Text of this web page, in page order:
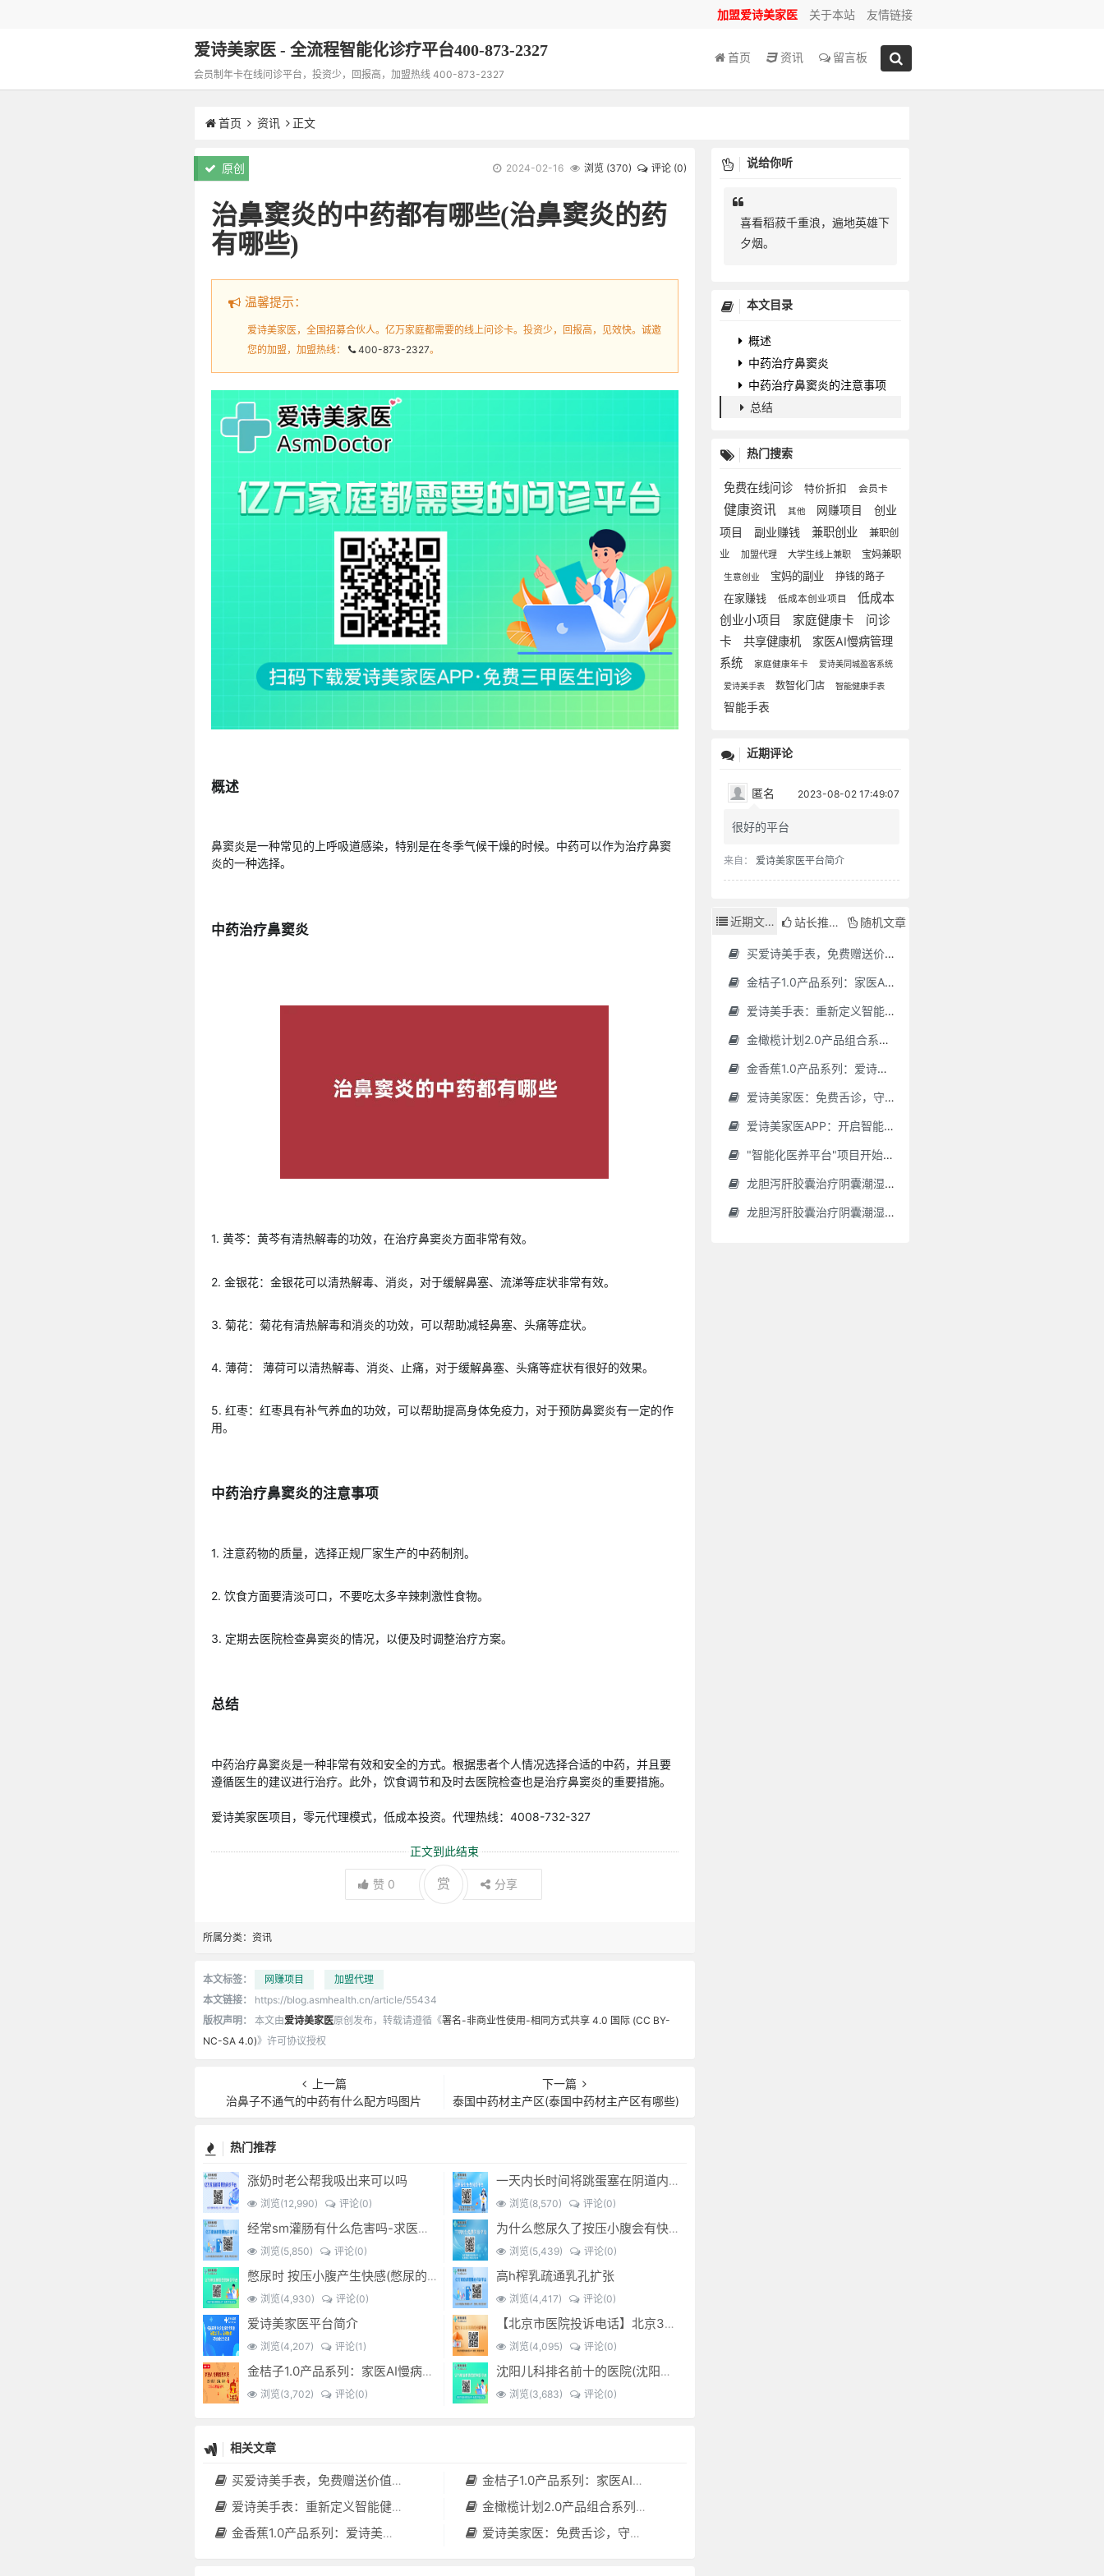
加盟爱诗美家医 关于本站 友情链接
爱诗美家医 - 全流程智能化诊疗平台400-873-2327
会员制年卡在线问诊平台，投资少，回报高，加盟热线 400-873-2327
首页 资讯 留言板
首页 资讯 正文
原创 2024-02-16 浏览 (370) 评论 (0)
治鼻窦炎的中药都有哪些(治鼻窦炎的药
有哪些)
温馨提示：
爱诗美家医，全国招募合伙人。亿万家庭都需要的线上问诊卡。投资少，回报高，见效快。诚邀
您的加盟，加盟热线：
400-873-2327。
概述
鼻窦炎是一种常见的上呼吸道感染，特别是在冬季气候干燥的时候。中药可以作为治疗鼻窦
炎的一种选择。
中药治疗鼻窦炎
1. 黄芩：黄芩有清热解毒的功效，在治疗鼻窦炎方面非常有效。
2. 金银花：金银花可以清热解毒、消炎，对于缓解鼻塞、流涕等症状非常有效。
3. 菊花：菊花有清热解毒和消炎的功效，可以帮助减轻鼻塞、头痛等症状。
4. 薄荷： 薄荷可以清热解毒、消炎、止痛，对于缓解鼻塞、头痛等症状有很好的效果。
5. 红枣：红枣具有补气养血的功效，可以帮助提高身体免疫力，对于预防鼻窦炎有一定的作
用。
中药治疗鼻窦炎的注意事项
1. 注意药物的质量，选择正规厂家生产的中药制剂。
2. 饮食方面要清淡可口，不要吃太多辛辣刺激性食物。
3. 定期去医院检查鼻窦炎的情况，以便及时调整治疗方案。
总结
中药治疗鼻窦炎是一种非常有效和安全的方式。根据患者个人情况选择合适的中药，并且要
遵循医生的建议进行治疗。此外，饮食调节和及时去医院检查也是治疗鼻窦炎的重要措施。
爱诗美家医项目，零元代理模式，低成本投资。代理热线：4008-732-327
正文到此结束
赞 0 赏 分享
所属分类： 资讯
本文标签： 网赚项目
加盟代理
本文链接：
https://blog.asmhealth.cn/article/55434
版权声明：
本文由爱诗美家医原创发布，转载请遵循《署名-非商业性使用-相同方式共享 4.0 国际 (CC BY-
NC-SA 4.0)》许可协议授权
上一篇
治鼻子不通气的中药有什么配方吗图片
下一篇
泰国中药材主产区(泰国中药材主产区有哪些)
热门推荐
涨奶时老公帮我吸出来可以吗
浏览(12,990) 评论(0)
一天内长时间将跳蛋塞在阴道内 有什么危害免...(跳蛋是放哪里)
浏览(8,570) 评论(0)
经常sm灌肠有什么危害吗-求医问药-
浏览(5,850) 评论(0)
为什么憋尿久了按压小腹会有快感_-
浏览(5,439) 评论(0)
憋尿时 按压小腹产生快感(憋尿的时候按压小腹是什么感觉)
浏览(4,930) 评论(0)
高h榨乳疏通乳孔扩张
浏览(4,417) 评论(0)
爱诗美家医平台简介
浏览(4,207) 评论(1)
【北京市医院投诉电话】北京301医院电话--(北京301医院投诉电话多少)
浏览(4,095) 评论(0)
金桔子1.0产品系列：家医AI慢病管理项目全国招募区域合伙人，低投入，高回报，长收益
浏览(3,702) 评论(0)
沈阳儿科排名前十的医院(沈阳儿科最好的医院)
浏览(3,683) 评论(0)
相关文章
买爱诗美手表，免费赠送价值30000元的数智化门店系统一套（含硬件）
金桔子1.0产品系列：家医AI慢病管理项目全国招募区域合伙人，低投入，高回报，长收益
爱诗美手表：重新定义智能健康管理的“医疗级守护者”
金橄榄计划2.0产品组合系列：健康分布机（健康一体机）+慢病管理系统，可落地在健康小屋，社区服务中心等等
金香蕉1.0产品系列：爱诗美家医健康分布机，健康一体机，社区服务中心，药店，健康小屋都需要
爱诗美家医：免费舌诊，守护您的健康之旅
说给你听
喜看稻菽千重浪，遍地英雄下
夕烟。
本文目录
概述
中药治疗鼻窦炎
中药治疗鼻窦炎的注意事项
总结
热门搜索
免费在线问诊 特价折扣 会员卡
健康资讯 其他 网赚项目
创业
项目
副业赚钱 兼职创业
兼职创
业
加盟代理 大学生线上兼职 宝妈兼职
生意创业 宝妈的副业 挣钱的路子
在家赚钱 低成本创业项目
低成本
创业小项目
家庭健康卡
问诊
卡
共享健康机
家医AI慢病管理
系统
家庭健康年卡 爱诗美同城盈客系统
爱诗美手表 数智化门店 智能健康手表
智能手表
近期评论
匿名 2023-08-02 17:49:07
很好的平台
来自： 爱诗美家医平台简介
近期文章 站长推荐 随机文章
买爱诗美手表，免费赠送价值30000元的数智化门店系统一套（含硬件）
金桔子1.0产品系列：家医AI慢病管理项目全国招募区域合伙人，低投入，高回报，长收益
爱诗美手表：重新定义智能健康管理的“医疗级守护者”
金橄榄计划2.0产品组合系列：健康分布机（健康一体机）+慢病管理系统，可落地在健康小屋，社区服务中心等等
金香蕉1.0产品系列：爱诗美家医健康分布机，健康一体机，社区服务中心，药店，健康小屋都需要
爱诗美家医：免费舌诊，守护您的健康之旅
爱诗美家医APP：开启智能舌诊新时代.舌诊app软件有哪些 好用的舌诊app大全
"智能化医养平台"项目开始招商了，零加盟费，终身自动赚钱
龙胆泻肝胶囊治疗阴囊潮湿吗(龙胆泻肝胶囊治疗阴囊潮湿吗怎么服用)
龙胆泻肝胶囊治疗阴囊潮湿吗怎么服用(龙胆泻肝胶囊治疗阴囊潮湿吗怎么服用效果好)